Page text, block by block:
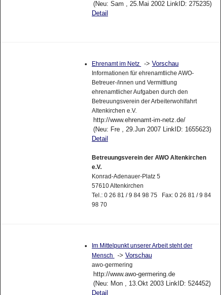
(Neu: Sam , 25.Mai 2002 LinkID: 275235)
Detail
Ehrenamt im Netz -> Vorschau
Informationen für ehrenamtliche AWO-
Betreuer-/innen und Vermittlung
ehrenamtlicher Aufgaben durch den
Betreuungsverein der Arbeiterwohlfahrt
Altenkirchen e.V.
http://www.ehrenamt-im-netz.de/
(Neu: Fre , 29.Jun 2007 LinkID: 1655623)
Detail
Betreuungsverein der AWO Altenkirchen
e.V.
Konrad-Adenauer-Platz 5
57610 Altenkirchen
Tel.: 0 26 81 / 9 84 98 75 Fax: 0 26 81 / 9 84
98 70
Im Mittelpunkt unserer Arbeit steht der
Mensch
-> Vorschau
awo-germering
http://www.awo-germering.de
(Neu: Mon , 13.Okt 2003 LinkID: 524452)
Detail